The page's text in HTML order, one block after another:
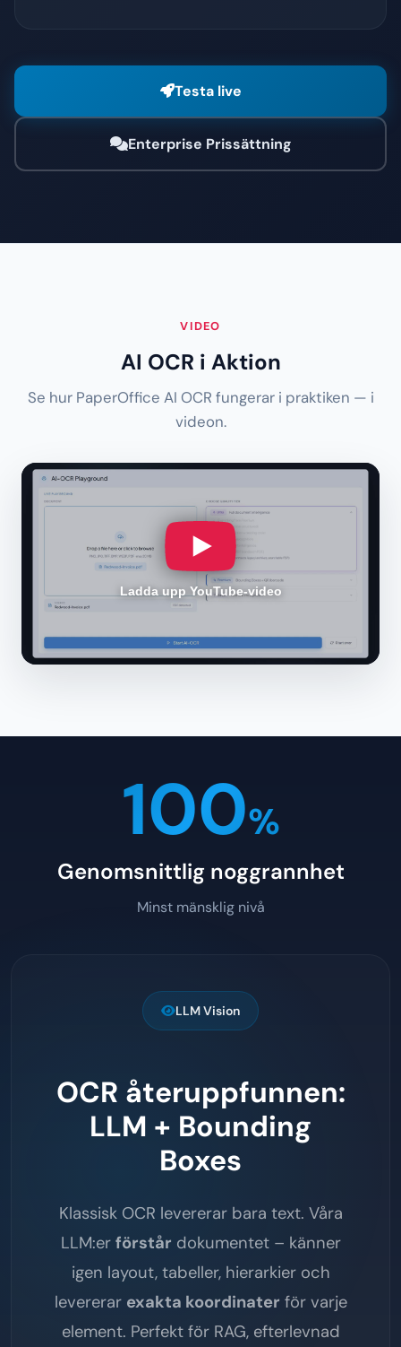
Testa live
Enterprise Prissättning
VIDEO
AI OCR i Aktion
Se hur PaperOffice AI OCR fungerar i praktiken — i
videon.
Ladda upp YouTube-video
100%
Genomsnittlig noggrannhet
Minst mänsklig nivå
LLM Vision
OCR återuppfunnen:
LLM + Bounding
Boxes
Klassisk OCR levererar bara text. Våra
LLM:er förstår dokumentet – känner
igen layout, tabeller, hierarkier och
levererar exakta koordinater för varje
element. Perfekt för RAG, efterlevnad